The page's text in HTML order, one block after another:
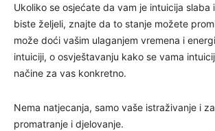
Ukoliko se osjećate da vam je intuicija slaba
biste željeli, znajte da to stanje možete
može doći vašim ulaganjem vremena i
intuiciji, o osvještavanju kako se vama
načine za vas konkretno.
Nema natjecanja, samo vaše istraživanje i
promatranje i djelovanje.